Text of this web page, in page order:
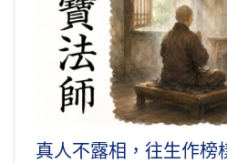
真人不露相，往生作榜